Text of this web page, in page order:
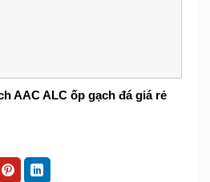
AAC ALC ốp gạch đá giá rẻ